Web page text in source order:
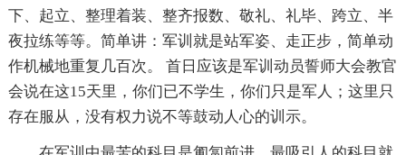
下、起立、整理着装、整齐报数、敬礼、礼毕、跨立、半
夜拉练等等。简单讲：军训就是站军姿、走正步，简单动
作机械地重复几百次。 首日应该是军训动员誓师大会教官
会说在这15天里，你们已不学生，你们只是军人；这里只
存在服从，没有权力说不等鼓动人心的训示。